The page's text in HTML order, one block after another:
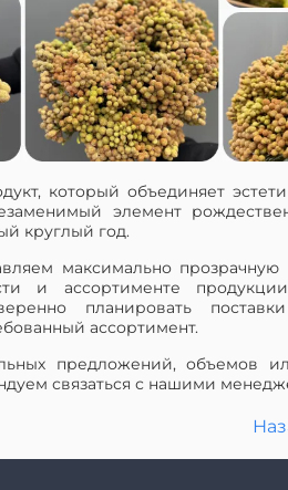
который объединяет
элемент
круглый год.
максимально
и ассортименте
планировать
ассортимент.
предложений, объемов
связаться с нашими